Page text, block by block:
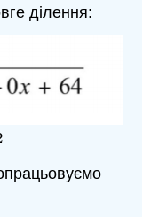
ділення: